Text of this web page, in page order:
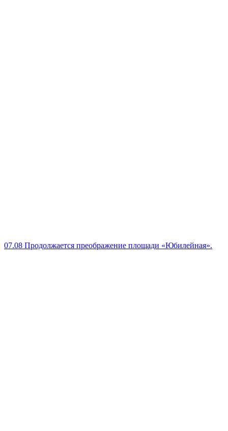
07.08 Продолжается преображение площади «Юбилейная».